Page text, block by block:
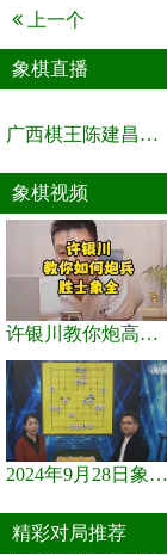
上一个
象棋直播
广西棋王陈建昌直播间
象棋视频
许银川教你炮高兵士象全如何赢士象全，简单四步即可
2024年9月28日象棋世界栏目，刘君、蒋川讲解了第九届杨官璘杯象棋...
精彩对局推荐